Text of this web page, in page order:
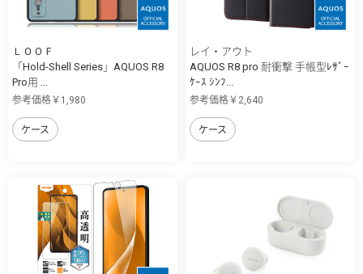
ＬＯＯＦ
「Hold-Shell Series」AQUOS R8
Pro用 ...
参考価格￥1,980
ケース
レイ・アウト
AQUOS R8 pro 耐衝撃 手帳型ﾚｻﾞｰ
ｹｰｽ ｼﾝﾌ...
参考価格￥2,640
ケース